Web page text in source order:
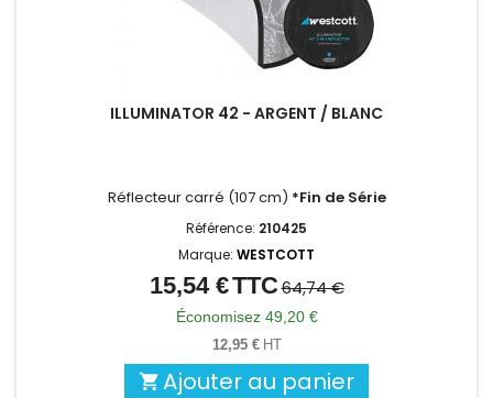
ILLUMINATOR 42 - ARGENT / BLANC
Réflecteur carré (107 cm) *Fin de Série
Référence: 210425
Marque: WESTCOTT
Prix
Prix
de
base
15,54 €TTC64,74 €
Économisez 49,20 €
12,95 € HT
 Ajouter au panier